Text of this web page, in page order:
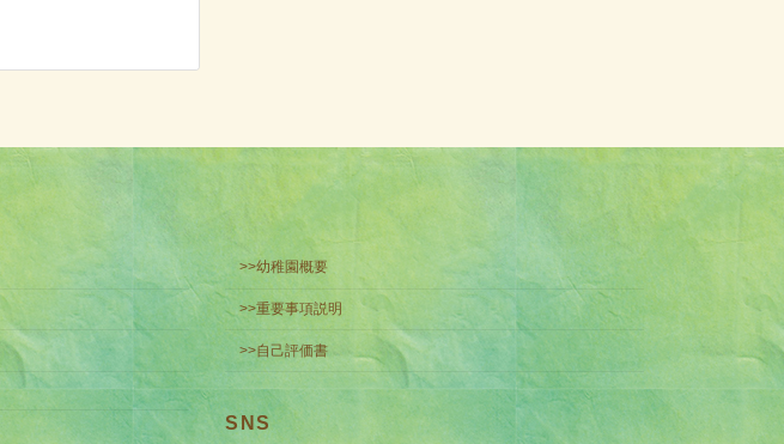
>>幼稚園概要
>>重要事項説明
>>自己評価書
SNS